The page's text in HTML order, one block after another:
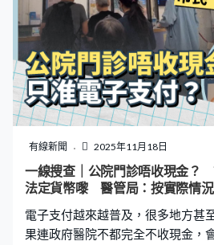
至威爾斯親王醫院）、413（青衣
90A（油塘油麗邨至香港兒童醫院
區醫院），但多條路線的客服均表
修或不再提供服務，部分更指已退
車」。 市民陳小姐需要定期與行動
覆診，她平時乘搭的413號小巴可
地台小巴自去年起已是經常壞車，
「作為照顧者，難以外出工作，坦
只靠自己積蓄過活，只係要求佢地
經常出入醫院、罕見病患者Davido
鐵，車費慳埋可以食到兩餐」。
有線新聞 2025年11月18日
一線搜查｜公院門診唔收現金？
法定貨幣嚟 醫管局：按實際情
電子支付越來越普及，很多地方甚
果連政府醫院不都完全不收現金，